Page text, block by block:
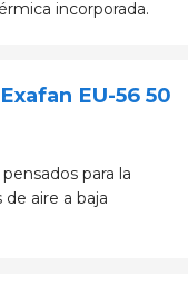
incorporada.
EU-56 50
para la
aire a baja